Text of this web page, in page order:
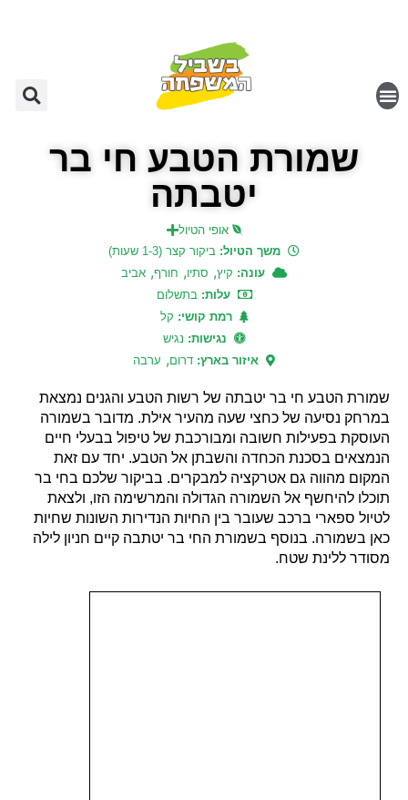
שמורת הטבע חי בר
יטבתה
אופי הטיול
משך הטיול: ביקור קצר (1-3 שעות)
עונה: קיץ, סתיו, חורף, אביב
עלות:בתשלום
רמת קושי: קל
נגישות: נגיש
איזור בארץ: דרום, ערבה
שמורת הטבע חי בר יטבתה של רשות הטבע והגנים נמצאת
במרחק נסיעה של כחצי שעה מהעיר אילת. מדובר בשמורה
העוסקת בפעילות חשובה ומבורכבת של טיפול בבעלי חיים
הנמצאים בסכנת הכחדה והשבתן אל הטבע. יחד עם זאת
המקום מהווה גם אטרקציה למבקרים. בביקור שלכם בחי בר
תוכלו להיחשף אל השמורה הגדולה והמרשימה הזו, ולצאת
לטיול ספארי ברכב שעובר בין החיות הנדירות השונות שחיות
כאן בשמורה. בנוסף בשמורת החי בר יטתבה קיים חניון לילה
מסודר ללינת שטח.